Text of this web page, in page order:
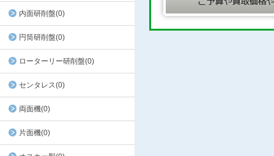
内面研削盤(0)
円筒研削盤(0)
ローターリー研削盤(0)
センタレス(0)
両面機(0)
片面機(0)